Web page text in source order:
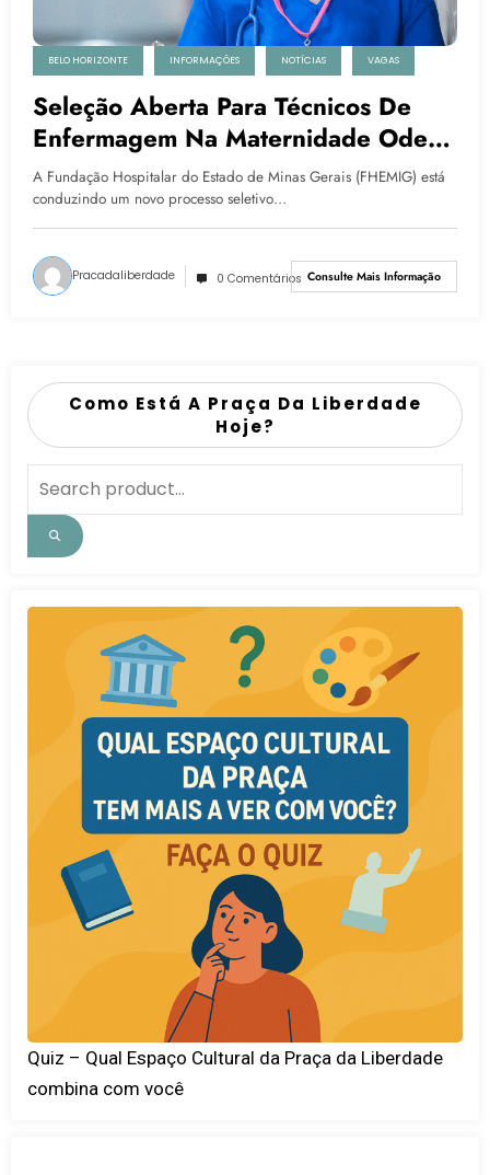
BELO HORIZONTE INFORMAÇÕES NOTÍCIAS VAGAS
Seleção Aberta Para Técnicos De
Enfermagem Na Maternidade Odete
Valadares Em Belo Horizonte
A Fundação Hospitalar do Estado de Minas Gerais (FHEMIG) está
conduzindo um novo processo seletivo…
Pracadaliberdade 0 Comentários Consulte Mais Informação
Como Está A Praça Da Liberdade
Hoje?
Quiz – Qual Espaço Cultural da Praça da Liberdade
combina com você